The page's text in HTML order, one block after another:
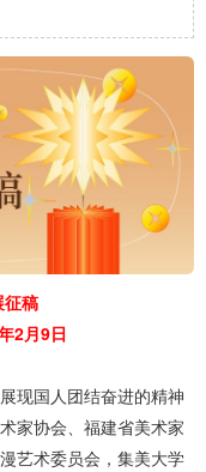
征稿
2月9日
现国人团结奋进的精神
家协会、福建省美术家
艺术委员会，集美大学